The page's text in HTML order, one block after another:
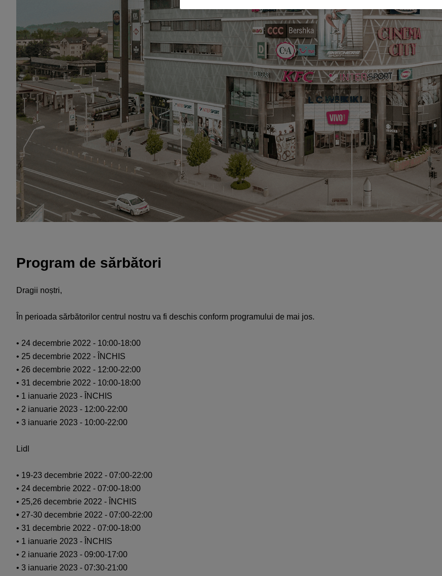
Program de sărbători
Dragii noștri,
În perioada sărbătorilor centrul nostru va fi deschis conform programului de mai jos.
• 24 decembrie 2022 - 10:00-18:00
• 25 decembrie 2022 - ÎNCHIS
• 26 decembrie 2022 - 12:00-22:00
• 31 decembrie 2022 - 10:00-18:00
• 1 ianuarie 2023 - ÎNCHIS
• 2 ianuarie 2023 - 12:00-22:00
• 3 ianuarie 2023 - 10:00-22:00
Lidl
• 19-23 decembrie 2022 - 07:00-22:00
• 24 decembrie 2022 - 07:00-18:00
• 25,26 decembrie 2022 - ÎNCHIS
• 27-30 decembrie 2022 - 07:00-22:00
• 31 decembrie 2022 - 07:00-18:00
• 1 ianuarie 2023 - ÎNCHIS
• 2 ianuarie 2023 - 09:00-17:00
• 3 ianuarie 2023 - 07:30-21:00